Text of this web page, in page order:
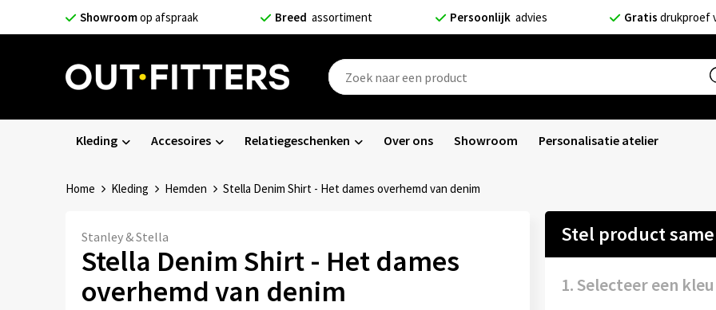
Showroomop afspraak Breed assortiment Persoonlijk advies Gratis drukproef
Kleding Accesoires Relatiegeschenken Over ons Showroom Personalisatie atelier
Home Kleding Hemden Stella Denim Shirt - Het dames overhemd van denim
Stanley & Stella
Stella Denim Shirt - Het dames
overhemd van denim
Stel product
1. Selecteer een